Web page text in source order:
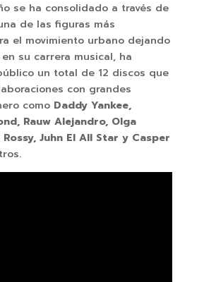
se ha consolidado a través de
de las figuras más
el movimiento urbano dejando
su carrera musical, ha
un total de 12 discos que
con grandes
como Daddy Yankee,
Rauw Alejandro, Olga
Juhn El All Star y Casper